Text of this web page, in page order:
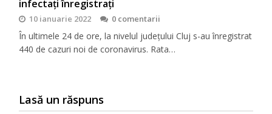
infectați înregistrați
10 ianuarie 2022 0 comentarii
În ultimele 24 de ore, la nivelul județului Cluj s-au înregistrat
440 de cazuri noi de coronavirus. Rata…
Lasă un răspuns